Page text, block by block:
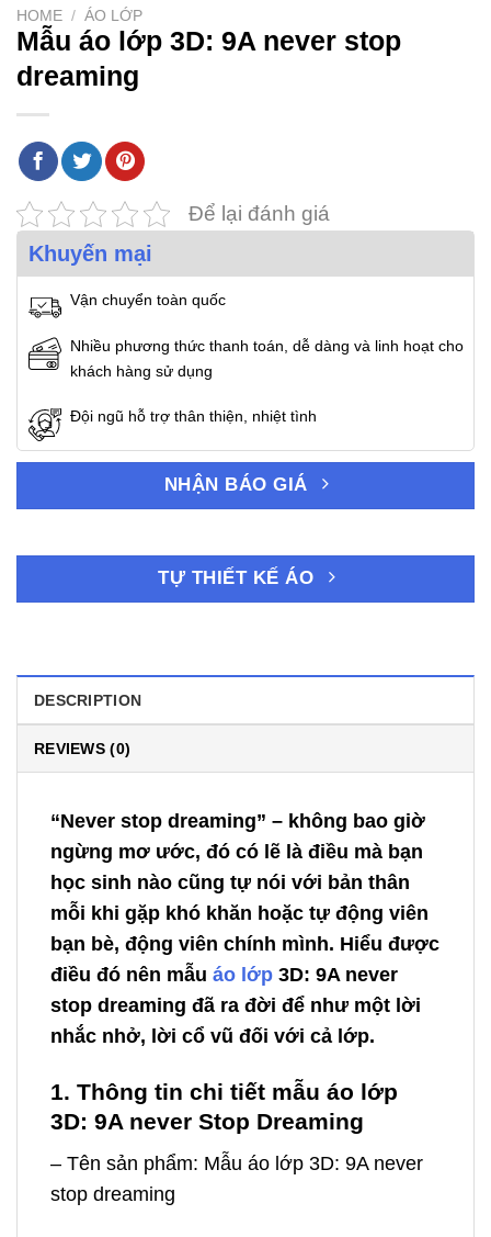
HOME / ÁO LỚP
Mẫu áo lớp 3D: 9A never stop
dreaming
Để lại đánh giá
Khuyến mại
Vận chuyển toàn quốc
Nhiều phương thức thanh toán, dễ dàng và linh hoạt cho
khách hàng sử dụng
Đội ngũ hỗ trợ thân thiện, nhiệt tình
NHẬN BÁO GIÁ
TỰ THIẾT KẾ ÁO
DESCRIPTION
REVIEWS (0)
“Never stop dreaming” – không bao giờ
ngừng mơ ước, đó có lẽ là điều mà bạn
học sinh nào cũng tự nói với bản thân
mỗi khi gặp khó khăn hoặc tự động viên
bạn bè, động viên chính mình. Hiểu được
điều đó nên mẫu áo lớp 3D: 9A never
stop dreaming đã ra đời để như một lời
nhắc nhở, lời cổ vũ đối với cả lớp.
1. Thông tin chi tiết mẫu áo lớp
3D: 9A never Stop Dreaming
– Tên sản phẩm: Mẫu áo lớp 3D: 9A never
stop dreaming